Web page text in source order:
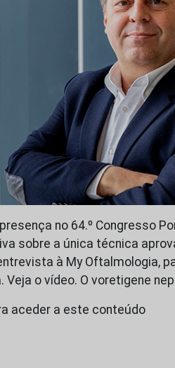
no 64.º Congresso
sobre a única técnica
à My Oftalmologia,
o vídeo. O voretigene
aceder a este conteúdo